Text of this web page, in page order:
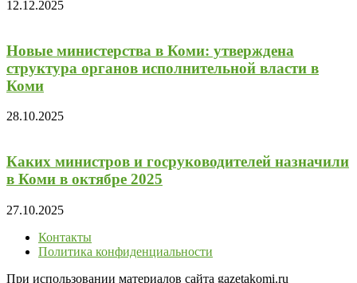
12.12.2025
Новые министерства в Коми: утверждена
структура органов исполнительной власти в
Коми
28.10.2025
Каких министров и госруководителей назначили
в Коми в октябре 2025
27.10.2025
Контакты
Политика конфиденциальности
При использовании материалов сайта gazetakomi.ru